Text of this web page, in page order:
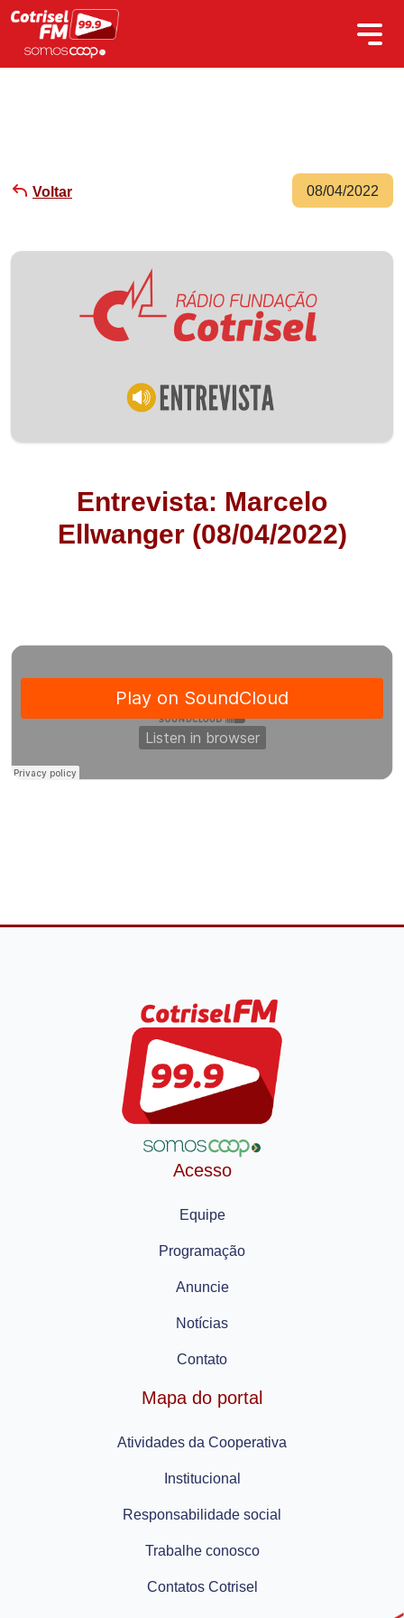
Voltar 08/04/2022
Entrevista: Marcelo
Ellwanger (08/04/2022)
Acesso
Equipe
Programação
Anuncie
Notícias
Contato
Mapa do portal
Atividades da Cooperativa
Institucional
Responsabilidade social
Trabalhe conosco
Contatos Cotrisel